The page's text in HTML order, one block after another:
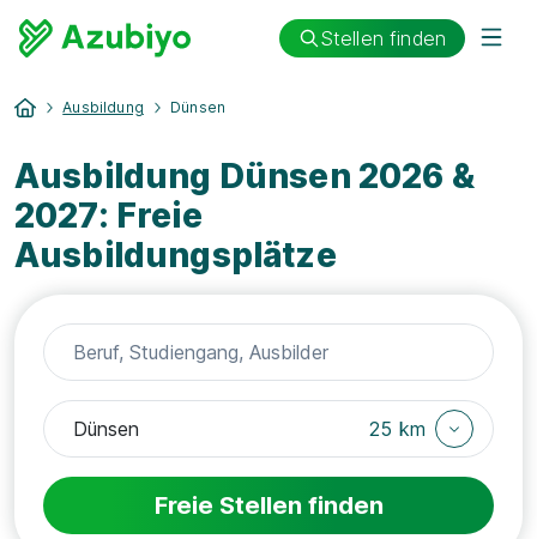
Stellen finden
Ausbildung Dünsen
Ausbildung Dünsen 2026 &
2027: Freie
Ausbildungsplätze
25 km
Freie Stellen finden